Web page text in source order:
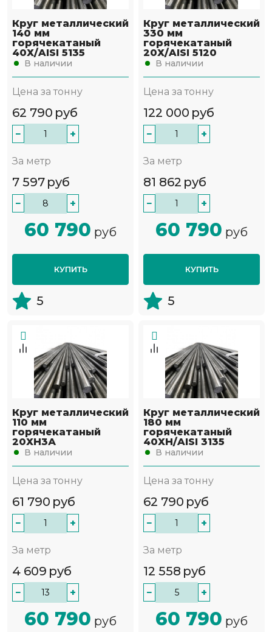
Круг металлический
140 мм
горячекатаный
40Х/AISI 5135
В наличии
Цена за тонну
62 790 руб
− +
За метр
7 597 руб
− +
60 790 руб
КУПИТЬ
5
Круг металлический
330 мм
горячекатаный
20Х/AISI 5120
В наличии
Цена за тонну
122 000 руб
− +
За метр
81 862 руб
− +
60 790 руб
КУПИТЬ
5
Круг металлический
110 мм
горячекатаный
20ХН3А
В наличии
Цена за тонну
61 790 руб
− +
За метр
4 609 руб
− +
60 790 руб
Круг металлический
180 мм
горячекатаный
40ХН/AISI 3135
В наличии
Цена за тонну
62 790 руб
− +
За метр
12 558 руб
− +
60 790 руб